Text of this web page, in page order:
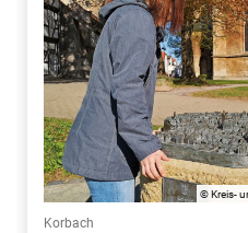
© Kreis-
Korbach